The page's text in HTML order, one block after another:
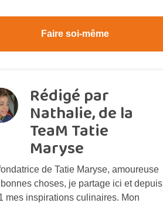
Faire soi-même
Rédigé par
Nathalie, de la
TeaM Tatie
Maryse
de Tatie Maryse, amoureuse
choses, je partage ici et depuis
mes inspirations culinaires. Mon